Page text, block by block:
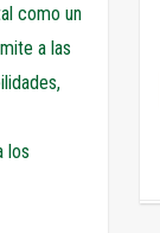
como un
a las
los